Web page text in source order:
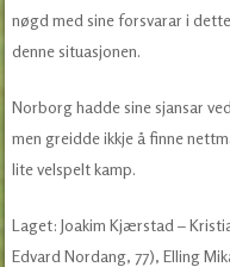
nøgd med sine forsvarar i
denne situasjonen.
Norborg hadde sine sjansar
men greidde ikkje å finne
lite velspelt kamp.
Laget: Joakim Kjærstad –
Edvard Nordang, 77), Elling